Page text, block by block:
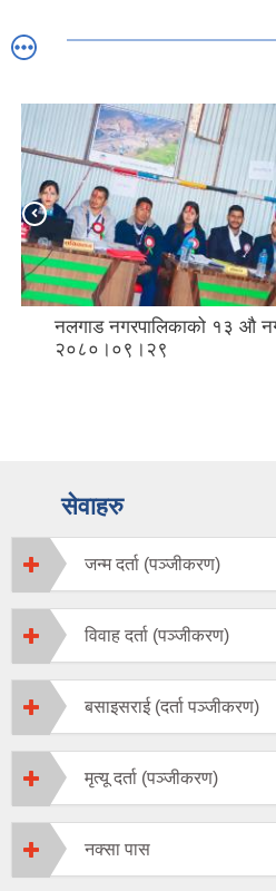
नलगाड नगरपालिकाको १३ औ
२०८०।०९।२९
सेवाहरु
जन्म दर्ता (पञ्जीकरण)
विवाह दर्ता (पञ्जीकरण)
बसाइसराई (दर्ता पञ्जीकरण)
मृत्यू दर्ता (पञ्जीकरण)
नक्सा पास